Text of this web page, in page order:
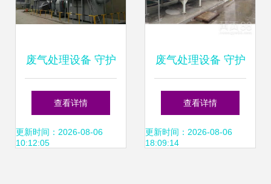
废气处理设备 守护
蓝天，守护健康
查看详情
更新时间：2026-08-06
10:12:05
废气处理设备 守护
蓝天的重要屏障
查看详情
更新时间：2026-08-06
18:09:14